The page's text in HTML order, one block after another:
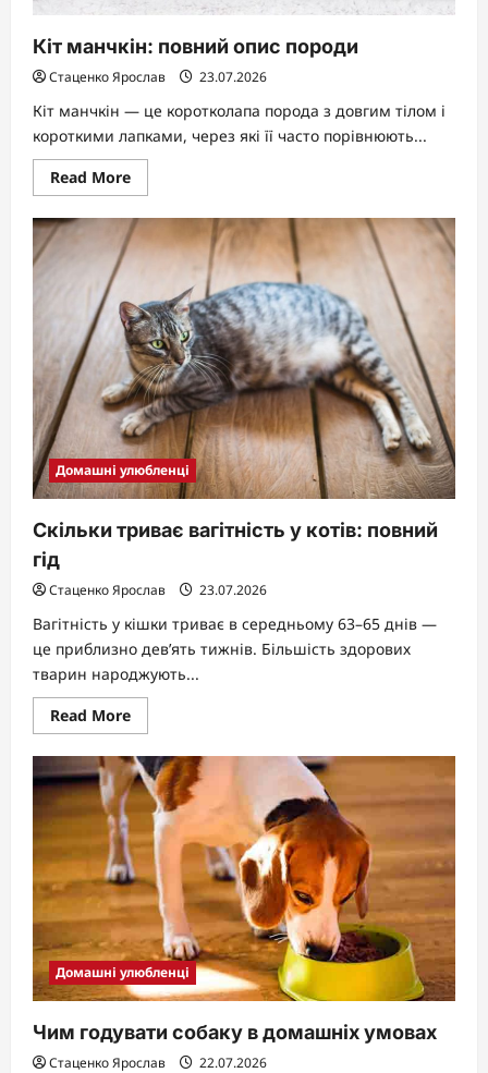
Кіт манчкін: повний опис породи
Стаценко Ярослав 23.07.2026
Кіт манчкін — це коротколапа порода з довгим тілом і
короткими лапками, через які її часто порівнюють...
Read MoreRead
more
Кіт
манчкін:
повний
Домашні улюбленці
Скільки триває вагітність у котів: повний
гід
Стаценко Ярослав 23.07.2026
Вагітність у кішки триває в середньому 63–65 днів —
це приблизно дев’ять тижнів. Більшість здорових
тварин народжують...
Read MoreRead
more
Скільки
триває
вагітність
котів:
повний
гід
Домашні улюбленці
Чим годувати собаку в домашніх умовах
Стаценко Ярослав 22.07.2026